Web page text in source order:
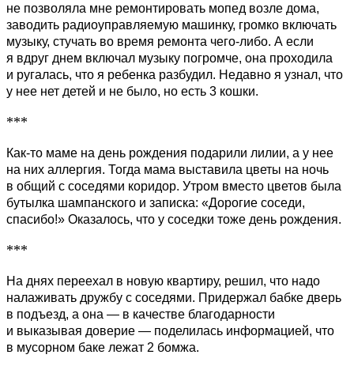
не позволяла мне ремонтировать мопед возле дома,
заводить радиоуправляемую машинку, громко включать
музыку, стучать во время ремонта чего-либо. А если
я вдруг днем включал музыку погромче, она проходила
и ругалась, что я ребенка разбудил. Недавно я узнал, что
у нее нет детей и не было, но есть 3 кошки.
***
Как-то маме на день рождения подарили лилии, а у нее
на них аллергия. Тогда мама выставила цветы на ночь
в общий с соседями коридор. Утром вместо цветов была
бутылка шампанского и записка: «Дорогие соседи,
спасибо!» Оказалось, что у соседки тоже день рождения.
***
На днях переехал в новую квартиру, решил, что надо
налаживать дружбу с соседями. Придержал бабке дверь
в подъезд, а она — в качестве благодарности
и выказывая доверие — поделилась информацией, что
в мусорном баке лежат 2 бомжа.